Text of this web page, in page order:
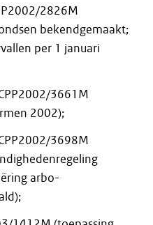
2826M
bekendgemaakt;
per 1 januari
3661M
2002);
3698M
arbo-